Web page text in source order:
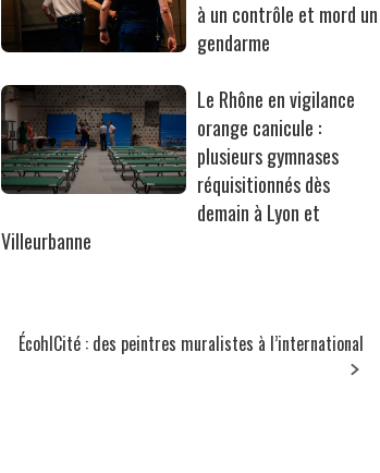
à un contrôle et mord un
gendarme
Le Rhône en vigilance
orange canicule :
plusieurs gymnases
réquisitionnés dès
demain à Lyon et
Villeurbanne
ÉcohlCité : des peintres muralistes à l’international